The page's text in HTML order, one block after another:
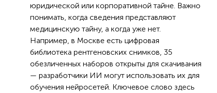
юридической или корпоративной тайне. Важно
понимать, когда сведения представляют
медицинскую тайну, а когда уже нет.
Например, в Москве есть цифровая
библиотека рентгеновских снимков, 35
обезличенных наборов открыты для скачивания
— разработчики ИИ могут использовать их для
обучения нейросетей. Ключевое слово здесь